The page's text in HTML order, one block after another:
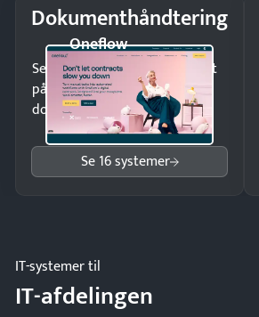
Dokumenthåndtering
Oneflow
Send kontrakter til underskrift
på minutter og mist ingen
dokumenter.
Se 16 systemer
IT-systemer til
IT-afdelingen